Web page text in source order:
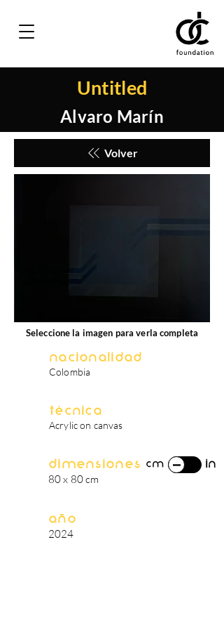
Untitled
Alvaro Marín
Volver
Seleccione la imagen para verla completa
Nacionalidad
Colombia
Técnica
Acrylic on canvas
Dimensiones
80 x 80 cm
cm in
Año
2024